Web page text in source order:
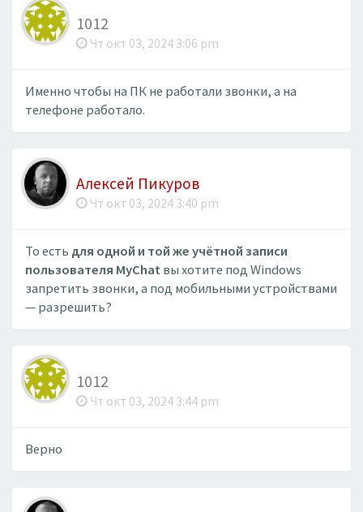
1012
Чт окт 03, 2024 3:06 pm
Именно чтобы на ПК не работали звонки, а на
телефоне работало.
Алексей Пикуров
Чт окт 03, 2024 3:40 pm
То есть для одной и той же учётной записи
пользователя MyChat вы хотите под Windows
запретить звонки, а под мобильными устройствами
— разрешить?
1012
Чт окт 03, 2024 3:44 pm
Верно